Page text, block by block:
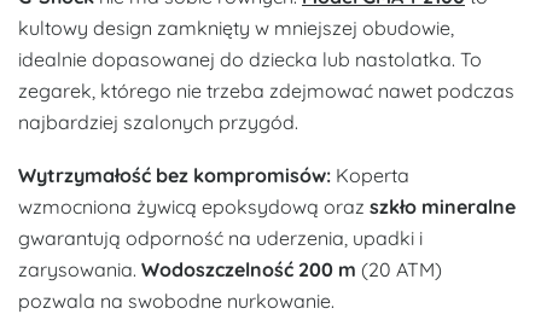
kultowy design zamknięty w mniejszej obudowie,
idealnie dopasowanej do dziecka lub nastolatka. To
zegarek, którego nie trzeba zdejmować nawet podczas
najbardziej szalonych przygód.
Wytrzymałość bez kompromisów: Koperta
wzmocniona żywicą epoksydową oraz szkło mineralne
gwarantują odporność na uderzenia, upadki i
zarysowania. Wodoszczelność 200 m (20 ATM)
pozwala na swobodne nurkowanie.